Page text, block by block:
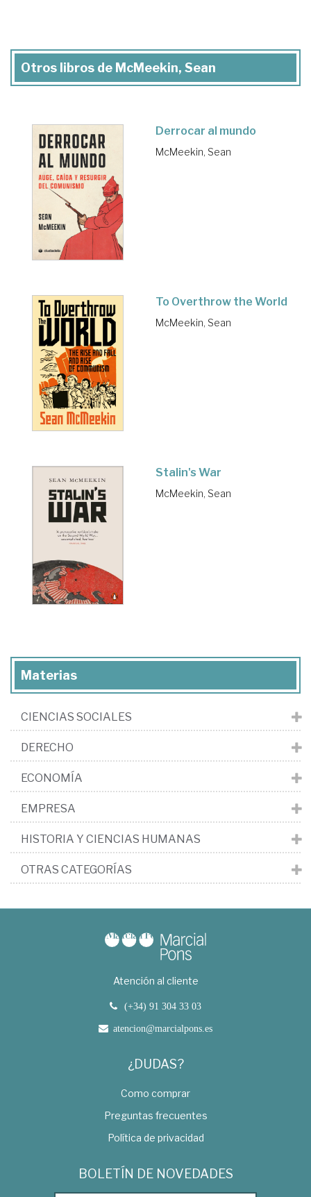
Otros libros de McMeekin, Sean
Derrocar al mundo
McMeekin, Sean
To Overthrow the World
McMeekin, Sean
Stalin's War
McMeekin, Sean
Materias
CIENCIAS SOCIALES
DERECHO
ECONOMÍA
EMPRESA
HISTORIA Y CIENCIAS HUMANAS
OTRAS CATEGORÍAS
Atención al cliente
(+34) 91 304 33 03
atencion@marcialpons.es
¿DUDAS?
Como comprar
Preguntas frecuentes
Política de privacidad
BOLETÍN DE NOVEDADES